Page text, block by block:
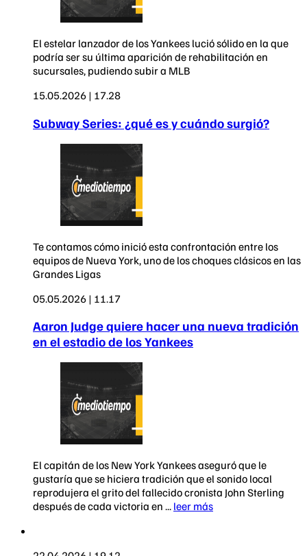
El estelar lanzador de los Yankees lució sólido en la que
podría ser su última aparición de rehabilitación en
sucursales, pudiendo subir a MLB
15.05.2026 | 17.28
Subway Series: ¿qué es y cuándo surgió?
Te contamos cómo inició esta confrontación entre los
equipos de Nueva York, uno de los choques clásicos en las
Grandes Ligas
05.05.2026 | 11.17
Aaron Judge quiere hacer una nueva tradición
en el estadio de los Yankees
El capitán de los New York Yankees aseguró que le
gustaría que se hiciera tradición que el sonido local
reprodujera el grito del fallecido cronista John Sterling
después de cada victoria en ... leer más